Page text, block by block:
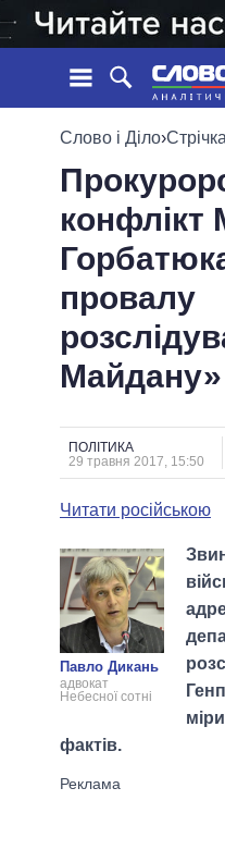
СТРІЧКА
ПОДІЇ
СТАТТІ
ДУМКИ
ОГЛЯДИ
ДАЙДЖЕСТИ
УСІ ПОЛІТИКИ
ПРЕЗИДЕНТ І ОФІС
ВЕРХОВНА РАДА
КАБІНЕТ
МЕРИ МІСТ
ВСІ ПЕРСОНИ
Слово і Діло›
конфлікт
провалу
Майдану»
ПОЛІТИКА
29 травня 2017, 15:50
Читати російською
Павло Дикань
адвокат
Небесної сотні
фактів.